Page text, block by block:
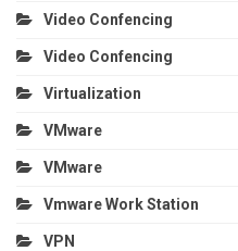
Video Confencing
Video Confencing
Virtualization
VMware
VMware
Vmware Work Station
VPN